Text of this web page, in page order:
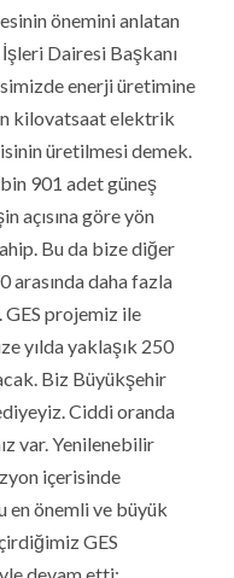
önemini anlatan
Dairesi Başkanı
enerji üretimine
kilovatsaat elektrik
üretilmesi demek.
901 adet güneş
açısına göre yön
Bu da bize diğer
arasında daha fazla
GES projemiz ile
yılda yaklaşık 250
Biz Büyükşehir
Ciddi oranda
var. Yenilenebilir
içerisinde
en önemli ve büyük
GES